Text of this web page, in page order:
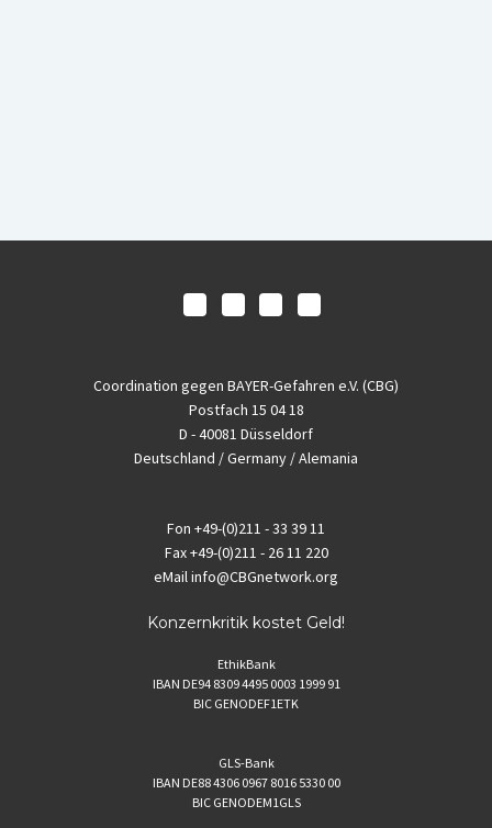
Coordination gegen BAYER-Gefahren e.V. (CBG)
Postfach 15 04 18
D - 40081 Düsseldorf
Deutschland / Germany / Alemania
Fon +49-(0)211 - 33 39 11
Fax+49-(0)211 - 26 11 220
eMailinfo@CBGnetwork.org
Konzernkritik kostet Geld!
EthikBank
IBAN DE94 8309 4495 0003 1999 91
BIC GENODEF1ETK
GLS-Bank
IBAN DE88 4306 0967 8016 5330 00
BIC GENODEM1GLS